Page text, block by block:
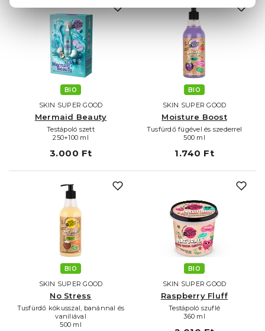
BIO
SKIN SUPER GOOD
Mermaid Beauty
Testápoló szett
250+100 ml
3.000 Ft
BIO
SKIN SUPER GOOD
Moisture Boost
Tusfürdő fügével és szederrel
500 ml
1.740 Ft
BIO
SKIN SUPER GOOD
No Stress
Tusfürdő kókusszal, banánnal és
vaníliával
500 ml
BIO
SKIN SUPER GOOD
Raspberry Fluff
Testápoló szuflé
360 ml